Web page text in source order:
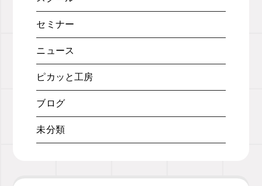
セミナー
ニュース
ピカッと工房
ブログ
未分類